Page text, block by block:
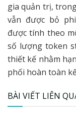
gia quản trị,
vẫn được bỏ
được tính theo
số lượng token
thiết kế nhằm
phối hoàn toàn
BÀI VIẾT LIÊN